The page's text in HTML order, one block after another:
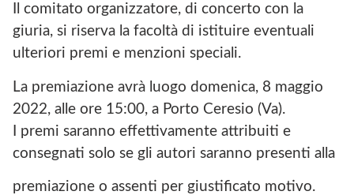
Il comitato organizzatore, di concerto con la
giuria, si riserva la facoltà di istituire eventuali
ulteriori premi e menzioni speciali.
La premiazione avrà luogo domenica, 8 maggio
2022, alle ore 15:00, a Porto Ceresio (Va).
I premi saranno effettivamente attribuiti e
consegnati solo se gli autori saranno presenti alla
premiazione o assenti per giustificato motivo.